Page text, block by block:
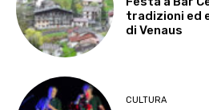
tradizioni ed
di Venaus
CULTURA